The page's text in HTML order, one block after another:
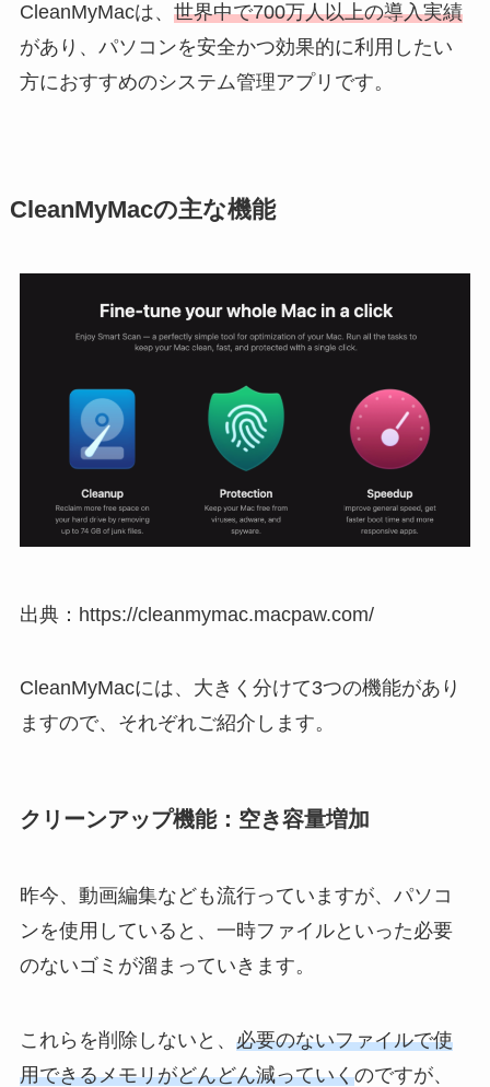
CleanMyMacは、 世界中で700万人以上の導入実績
があり、パソコンを安全かつ効果的に利用したい
方におすすめのシステム管理アプリです。
CleanMyMacの主な機能
出典：https://cleanmymac.macpaw.com/
CleanMyMacには、大きく分けて3つの機能があり
ますので、それぞれご紹介します。
クリーンアップ機能：空き容量増加
昨今、動画編集なども流行っていますが、パソコ
ンを使用していると、一時ファイルといった必要
のないゴミが溜まっていきます。
これらを削除しないと、 必要のないファイルで使
用できるメモリがどんどん減っていくのですが、